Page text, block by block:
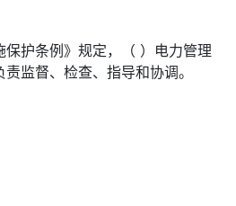
护条例》规定，（ ）电力管理
监督、检查、指导和协调。